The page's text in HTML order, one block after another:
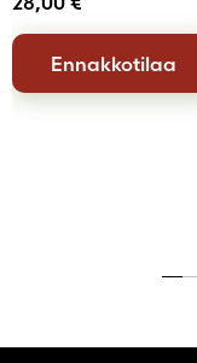
Ennakkotilaa